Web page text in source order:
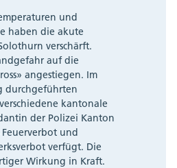
und
haben die akute
verschärft.
auf die
angestiegen. Im
durchgeführten
kantonale
der Polizei Kanton
und
verfügt. Die
Wirkung in Kraft.